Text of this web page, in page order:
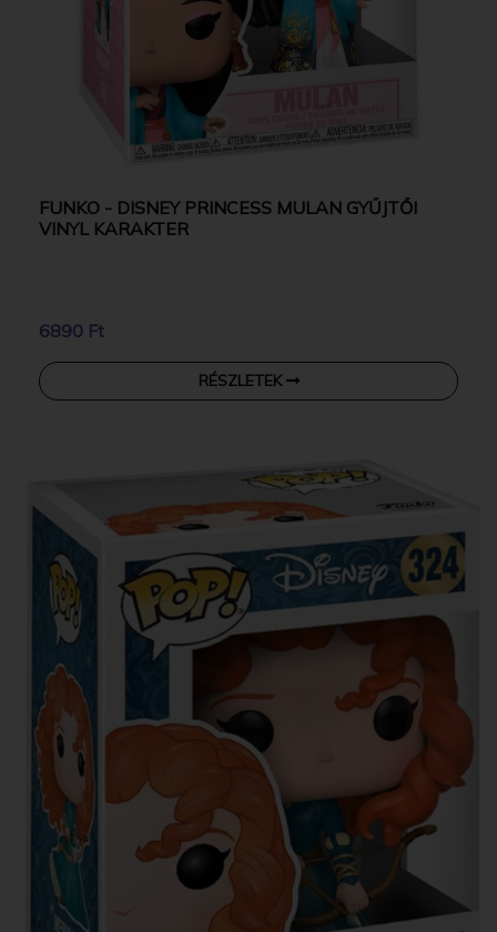
FUNKO - DISNEY PRINCESS MULAN GYŰJTŐI
VINYL KARAKTER
6890 Ft
RÉSZLETEK